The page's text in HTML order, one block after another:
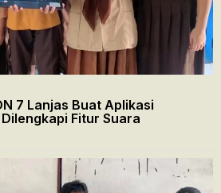
7 Lanjas Buat Aplikasi
Fitur Suara